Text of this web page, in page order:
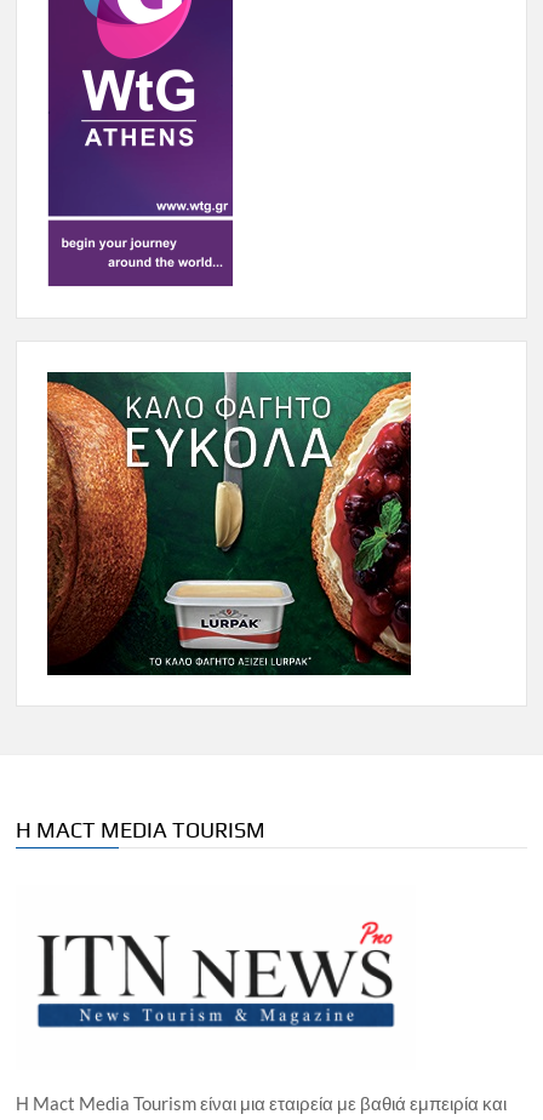
Η MACT MEDIA TOURISM
Η Mact Media Tourism είναι μια εταιρεία με βαθιά εμπειρία και